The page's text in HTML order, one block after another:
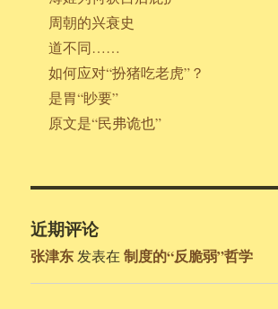
周朝的兴衰史
道不同……
如何应对“扮猪吃老虎”？
是胃“眇要”
原文是“民弗诡也”
近期评论
张津东 发表在制度的“反脆弱”哲学